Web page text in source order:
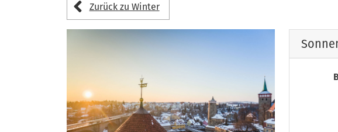
Zurück zu Winter